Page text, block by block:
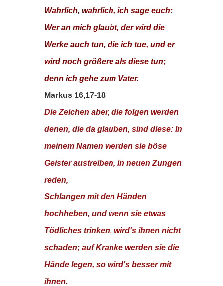
Wahrlich, wahrlich, ich sage euch:
Wer an mich glaubt, der wird die
Werke auch tun, die ich tue, und er
wird noch größere als diese tun;
denn ich gehe zum Vater.
Markus 16,17-18
Die Zeichen aber, die folgen werden
denen, die da glauben, sind diese: In
meinem Namen werden sie böse
Geister austreiben, in neuen Zungen
reden,
Schlangen mit den Händen
hochheben, und wenn sie etwas
Tödliches trinken, wird's ihnen nicht
schaden; auf Kranke werden sie die
Hände legen, so wird's besser mit
ihnen.